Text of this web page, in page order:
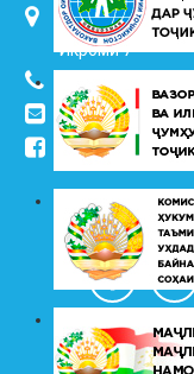
734025, ш.
Икромӣ 7
(+992 37) 2217352
info@vhk.tj
/kudakon